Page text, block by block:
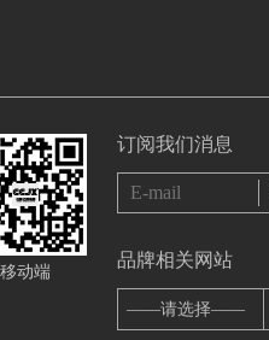
移动端
订阅我们消息
品牌相关网站
——请选择——